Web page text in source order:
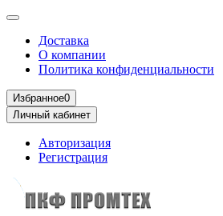
Доставка
О компании
Политика конфиденциальности
Избранное0
Личный кабинет
Авторизация
Регистрация